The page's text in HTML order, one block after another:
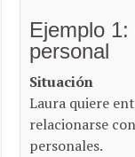
Ejemplo
personal
Situación
Laura quiere
relacionarse
personales.